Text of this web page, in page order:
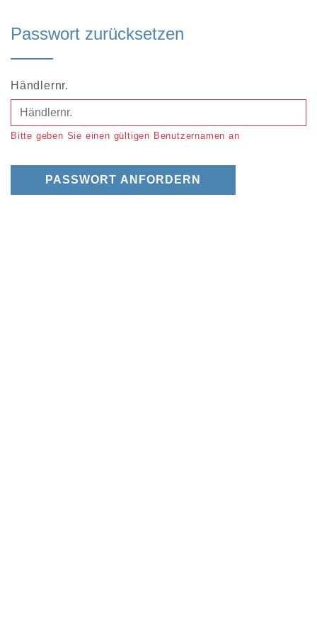
Passwort zurücksetzen
Händlernr.
Bitte geben Sie einen gültigen Benutzernamen an
PASSWORT ANFORDERN